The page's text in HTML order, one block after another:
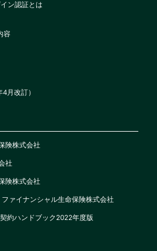
ン認証とは
容
月改訂）
険株式会社
社
険株式会社
ァイナンシャル生命保険株式会社
約ハンドブック2022年度版